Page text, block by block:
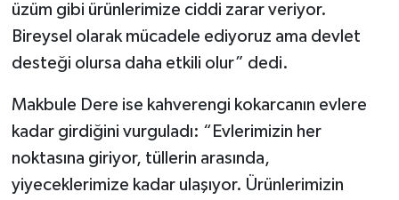
üzüm gibi ürünlerimize ciddi zarar veriyor.
Bireysel olarak mücadele ediyoruz ama devlet
desteği olursa daha etkili olur” dedi.
Makbule Dere ise kahverengi kokarcanın evlere
kadar girdiğini vurguladı: “Evlerimizin her
noktasına giriyor, tüllerin arasında,
yiyeceklerimize kadar ulaşıyor. Ürünlerimizin